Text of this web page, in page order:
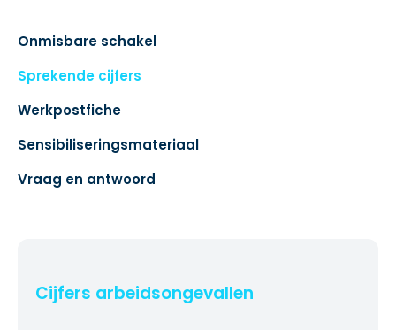
Onmisbare schakel
Sprekende cijfers
Werkpostfiche
Sensibiliseringsmateriaal
Vraag en antwoord
Cijfers arbeidsongevallen